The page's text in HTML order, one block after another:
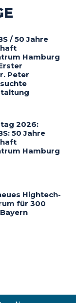
/ 50 Jahre
Hamburg
Peter
2026:
50 Jahre
Hamburg
Hightech-
für 300